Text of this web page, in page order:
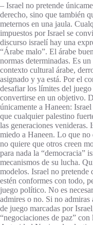
– Israel no pretende
derecho, sino que también
meternos en una jaula.
impuestos por Israel se
discurso israelí hay una
“Árabe malo”. El árabe
normas determinadas. Es
contexto cultural árabe,
asignado y ya está. Por el
desafiar los límites del
convertirse en un objetivo.
únicamente a Haneen:
que cualquier palestino
las generaciones venideras.
miedo a Haneen. Lo que no
no quiere que otros creen
para nada la “democracia”
mecanismos de su lucha.
modelos. Israel no pretende
estén conformes con todo,
juego político. No es
admires o no. Si no admiras
de juego marcadas por
“negociaciones de paz”